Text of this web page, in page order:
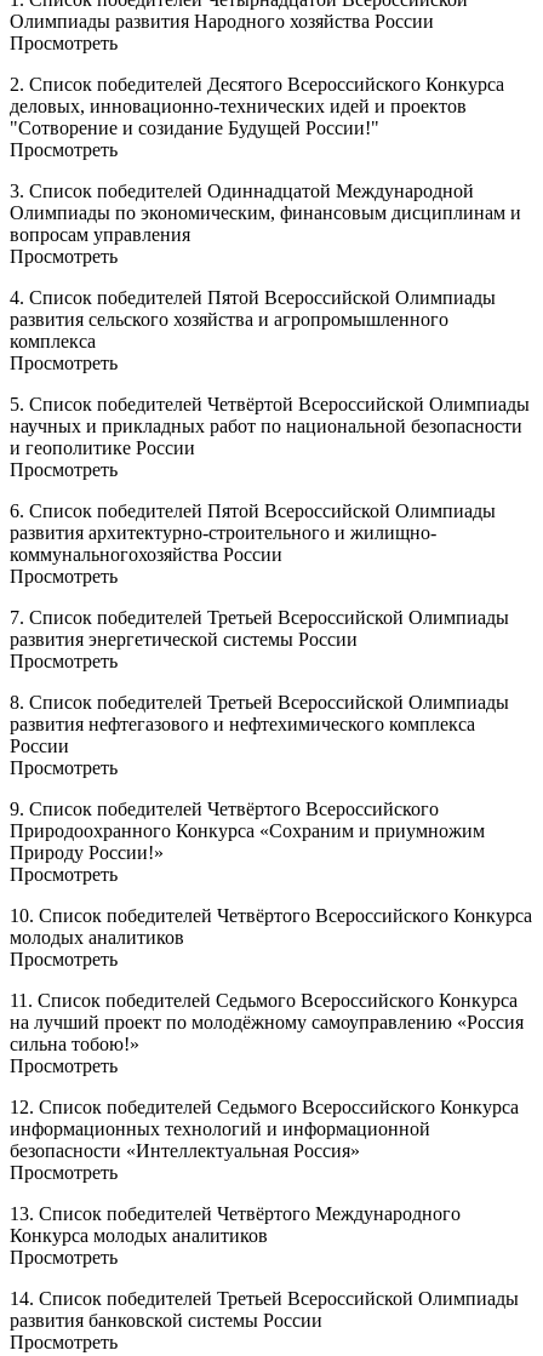
Олимпиады развития Народного хозяйства России
Просмотреть
2. Список победителей Десятого Всероссийского Конкурса
деловых, инновационно-технических идей и проектов
"Сотворение и созидание Будущей России!"
Просмотреть
3. Список победителей Одиннадцатой Международной
Олимпиады по экономическим, финансовым дисциплинам и
вопросам управления
Просмотреть
4. Список победителей Пятой Всероссийской Олимпиады
развития сельского хозяйства и агропромышленного
комплекса
Просмотреть
5. Список победителей Четвёртой Всероссийской Олимпиады
научных и прикладных работ по национальной безопасности
и геополитике России
Просмотреть
6. Список победителей Пятой Всероссийской Олимпиады
развития архитектурно-строительного и жилищно-
коммунальногохозяйства России
Просмотреть
7. Список победителей Третьей Всероссийской Олимпиады
развития энергетической системы России
Просмотреть
8. Список победителей Третьей Всероссийской Олимпиады
развития нефтегазового и нефтехимического комплекса
России
Просмотреть
9. Список победителей Четвёртого Всероссийского
Природоохранного Конкурса «Сохраним и приумножим
Природу России!»
Просмотреть
10. Список победителей Четвёртого Всероссийского Конкурса
молодых аналитиков
Просмотреть
11. Список победителей Седьмого Всероссийского Конкурса
на лучший проект по молодёжному самоуправлению «Россия
сильна тобою!»
Просмотреть
12. Список победителей Седьмого Всероссийского Конкурса
информационных технологий и информационной
безопасности «Интеллектуальная Россия»
Просмотреть
13. Список победителей Четвёртого Международного
Конкурса молодых аналитиков
Просмотреть
14. Список победителей Третьей Всероссийской Олимпиады
развития банковской системы России
Просмотреть